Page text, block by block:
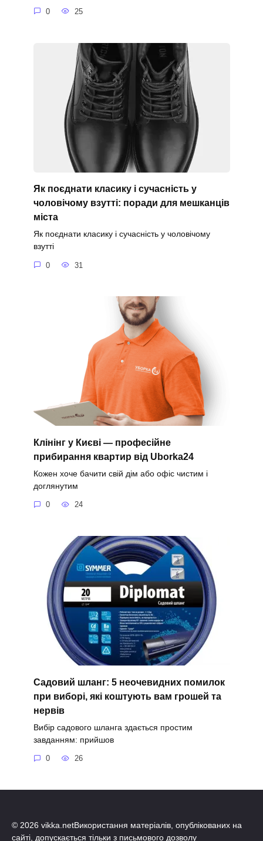
0 25
Як поєднати класику і сучасність у
чоловічому взутті: поради для мешканців
міста
Як поєднати класику і сучасність у чоловічому
взутті
0 31
Клінінг у Києві — професійне
прибирання квартир від Uborka24
Кожен хоче бачити свій дім або офіс чистим і
доглянутим
0 24
Садовий шланг: 5 неочевидних помилок
при виборі, які коштують вам грошей та
нервів
Вибір садового шланга здається простим
завданням: прийшов
0 26
© 2026 vikka.netВикористання матеріалів, опублікованих на
сайті, допускається тільки з письмового дозволу